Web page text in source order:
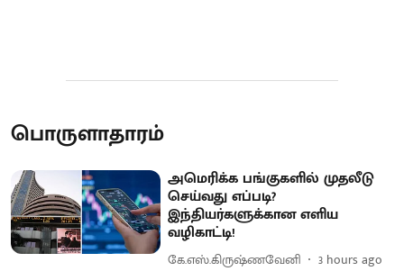
பொருளாதாரம்
அமெரிக்க பங்குகளில் முதலீடு
செய்வது எப்படி?
இந்தியர்களுக்கான எளிய
வழிகாட்டி!
கே.எஸ்.கிருஷ்ணவேனி 3 hours ago